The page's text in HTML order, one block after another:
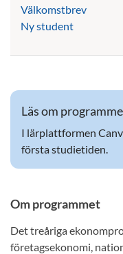
Välkomstbrev
Ny student
Läs om
I lärplattformen
första studietiden.
Om programmet
Det treåriga
företagsekonomi,